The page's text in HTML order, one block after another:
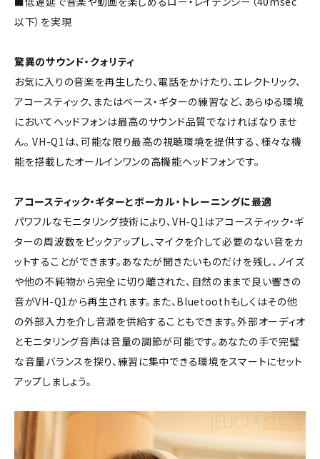
以下）を実現
驚異のサウンド・クォリティ
お気に入りの音楽を再生したり、電話をかけたり、エレクトリック、
アコースティック、またはベース・ギターの練習など、あらゆる環境
においてヘッドフォンは最高のサウンド品質でなければなりませ
ん。 VH-Q1は、可能な限り最高の視聴環境を提供する、様々な機
能を搭載したオールインワンの高機能ヘッドフォンです。
アコースティック・ギターとボーカル・トレーニングに最適
パワフルなモニタリング技術により、VH-Q1はアコースティック・ギ
ターの周波数をピックアップし、マイクを介して必要のない音をカ
ットすることができます。あなたが聞きたいものだけを残し、ノイズ
や他の不純物から完全に切り離された、自然のままで良い響きの
音がVH-Q1から再生されます。また、Bluetoothもしくはその他
の外部入力を介し音源を供給することもできます。外部オーディオ
とモニタリング音声は音量の調節が可能です。あなたの手で完璧
な音量バランスを探り、練習に集中できる環境をスマートにセット
アップしましょう。